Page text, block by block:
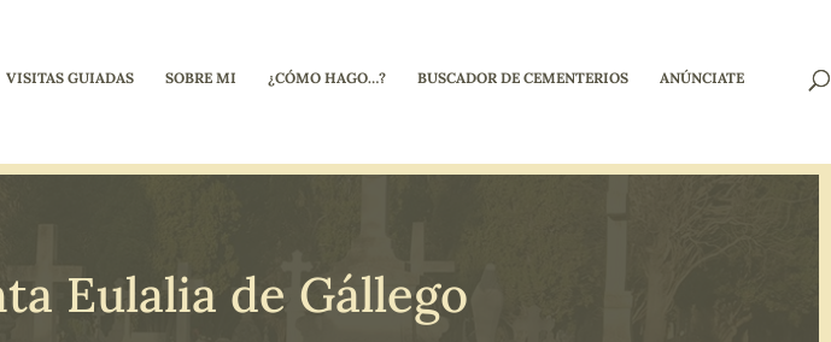
VISITAS GUIADAS SOBRE MI ¿CÓMO HAGO…? BUSCADOR DE CEMENTERIOS ANÚNCIATE
Eulalia de Gállego